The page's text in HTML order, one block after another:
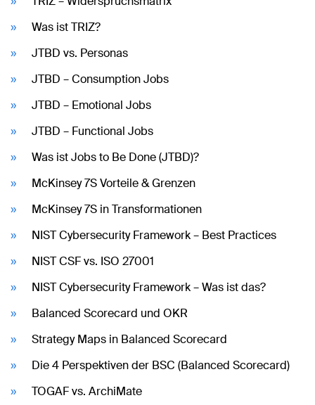
Was ist TRIZ?
JTBD vs. Personas
JTBD – Consumption Jobs
JTBD – Emotional Jobs
JTBD – Functional Jobs
Was ist Jobs to Be Done (JTBD)?
McKinsey 7S Vorteile & Grenzen
McKinsey 7S in Transformationen
NIST Cybersecurity Framework – Best Practices
NIST CSF vs. ISO 27001
NIST Cybersecurity Framework – Was ist das?
Balanced Scorecard und OKR
Strategy Maps in Balanced Scorecard
Die 4 Perspektiven der BSC (Balanced Scorecard)
TOGAF vs. ArchiMate